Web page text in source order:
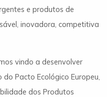
e produtos de
inovadora, competitiva
vindo a desenvolver
Pacto Ecológico Europeu,
dos Produtos